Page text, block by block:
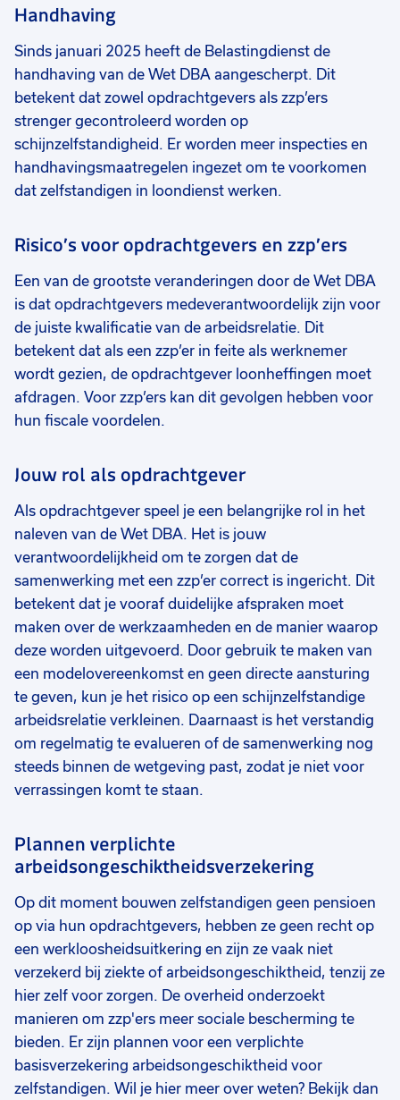
Handhaving
Sinds januari 2025 heeft de Belastingdienst de
handhaving van de Wet DBA aangescherpt. Dit
betekent dat zowel opdrachtgevers als zzp’ers
strenger gecontroleerd worden op
schijnzelfstandigheid. Er worden meer inspecties en
handhavingsmaatregelen ingezet om te voorkomen
dat zelfstandigen in loondienst werken.
Risico’s voor opdrachtgevers en zzp’ers
Een van de grootste veranderingen door de Wet DBA
is dat opdrachtgevers medeverantwoordelijk zijn voor
de juiste kwalificatie van de arbeidsrelatie. Dit
betekent dat als een zzp’er in feite als werknemer
wordt gezien, de opdrachtgever loonheffingen moet
afdragen. Voor zzp’ers kan dit gevolgen hebben voor
hun fiscale voordelen.
Jouw rol als opdrachtgever
Als opdrachtgever speel je een belangrijke rol in het
naleven van de Wet DBA. Het is jouw
verantwoordelijkheid om te zorgen dat de
samenwerking met een zzp’er correct is ingericht. Dit
betekent dat je vooraf duidelijke afspraken moet
maken over de werkzaamheden en de manier waarop
deze worden uitgevoerd. Door gebruik te maken van
een modelovereenkomst en geen directe aansturing
te geven, kun je het risico op een schijnzelfstandige
arbeidsrelatie verkleinen. Daarnaast is het verstandig
om regelmatig te evalueren of de samenwerking nog
steeds binnen de wetgeving past, zodat je niet voor
verrassingen komt te staan.
Plannen verplichte
arbeidsongeschiktheidsverzekering
Op dit moment bouwen zelfstandigen geen pensioen
op via hun opdrachtgevers, hebben ze geen recht op
een werkloosheidsuitkering en zijn ze vaak niet
verzekerd bij ziekte of arbeidsongeschiktheid, tenzij ze
hier zelf voor zorgen. De overheid onderzoekt
manieren om zzp'ers meer sociale bescherming te
bieden. Er zijn plannen voor een verplichte
basisverzekering arbeidsongeschiktheid voor
zelfstandigen. Wil je hier meer over weten? Bekijk dan